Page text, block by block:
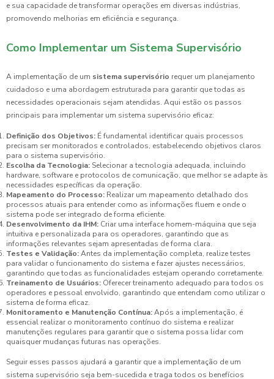
e sua capacidade de transformar operações em diversas indústrias,
promovendo melhorias em eficiência e segurança.
Como Implementar um Sistema Supervisório
A implementação de um sistema supervisório requer um planejamento
cuidadoso e uma abordagem estruturada para garantir que todas as
necessidades operacionais sejam atendidas. Aqui estão os passos
principais para implementar um sistema supervisório eficaz:
Definição dos Objetivos: É fundamental identificar quais processos
precisam ser monitorados e controlados, estabelecendo objetivos claros
para o sistema supervisório.
Escolha da Tecnologia: Selecionar a tecnologia adequada, incluindo
hardware, software e protocolos de comunicação, que melhor se adapte às
necessidades específicas da operação.
Mapeamento do Processo: Realizar um mapeamento detalhado dos
processos atuais para entender como as informações fluem e onde o
sistema pode ser integrado de forma eficiente.
Desenvolvimento da IHM: Criar uma interface homem-máquina que seja
intuitiva e personalizada para os operadores, garantindo que as
informações relevantes sejam apresentadas de forma clara.
Testes e Validação:Antes da implementação completa, realize testes
para validar o funcionamento do sistema e fazer ajustes necessários,
garantindo que todas as funcionalidades estejam operando corretamente.
Treinamento de Usuários: Oferecer treinamento adequado para todos os
operadores e pessoal envolvido, garantindo que entendam como utilizar o
sistema de forma eficaz.
Monitoramento e Manutenção Contínua:Após a implementação, é
essencial realizar o monitoramento contínuo do sistema e realizar
manutenções regulares para garantir que o sistema possa lidar com
quaisquer mudanças futuras nas operações.
Seguir esses passos ajudará a garantir que a implementação de um
sistema supervisório seja bem-sucedida e traga todos os benefícios